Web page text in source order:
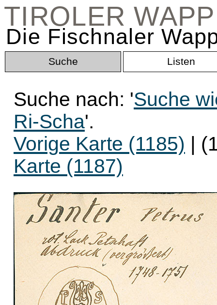
TIROLER
Die Fischnaler
Suche Listen
Suche nach: 'Suche
Ri-Scha'.
Vorige Karte (1185) |
Karte (1187)